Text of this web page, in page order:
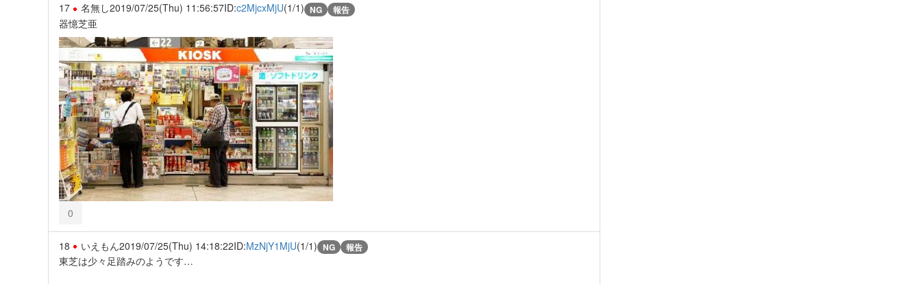
17 名無し2019/07/25(Thu) 11:56:57ID:c2MjcxMjU(1/1) NG 報告
器憶芝亜
0
18 いえもん2019/07/25(Thu) 14:18:22ID:MzNjY1MjU(1/1) NG 報告
東芝は少々足踏みのようです…